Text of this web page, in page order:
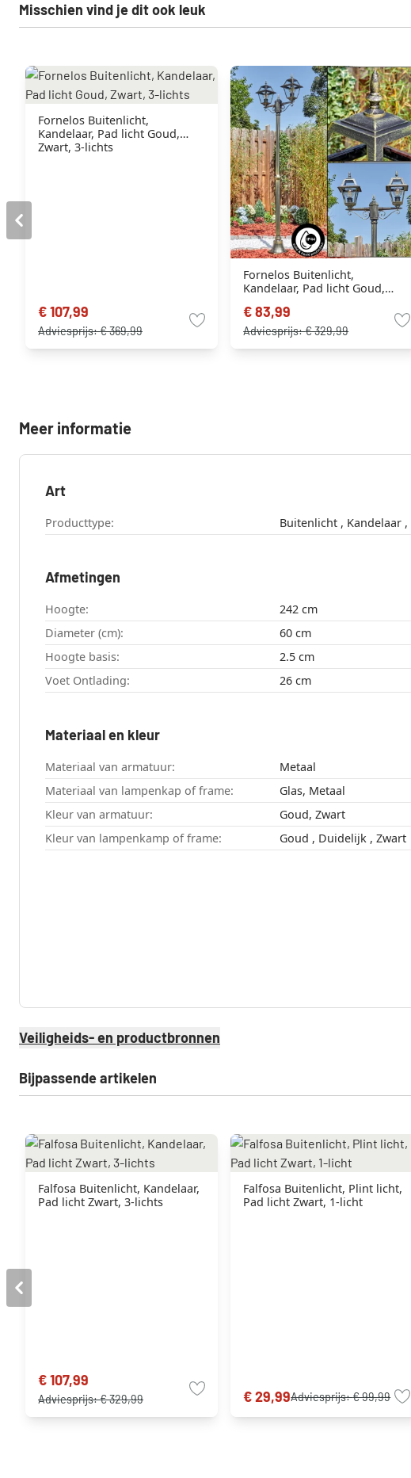
Misschien vind je dit ook leuk
Fornelos Buitenlicht,
Kandelaar, Pad licht Goud,
Zwart, 3-lichts
€ 107,99
Adviesprijs:€ 369,99
Fornelos Buitenlicht,
Kandelaar, Pad licht Goud,
€ 83,99
Adviesprijs:€ 329,99
Meer informatie
Art
Producttype:
Afmetingen
Hoogte:
242 cm
Diameter (cm):
60 cm
Hoogte basis:
2.5 cm
Voet Ontlading:
26 cm
Materiaal en kleur
Materiaal van armatuur:
Metaal
Materiaal van lampenkap of frame:
Glas, Metaal
Kleur van armatuur:
Goud, Zwart
Kleur van lampenkamp of frame:
Goud , Duidelijk , Zwart
Veiligheids- en productbronnen
Bijpassende artikelen
Falfosa Buitenlicht, Kandelaar,
Pad licht Zwart, 3-lichts
€ 107,99
Adviesprijs:€ 329,99
Falfosa Buitenlicht, Plint licht,
Pad licht Zwart, 1-licht
€ 29,99Adviesprijs:€ 99,99